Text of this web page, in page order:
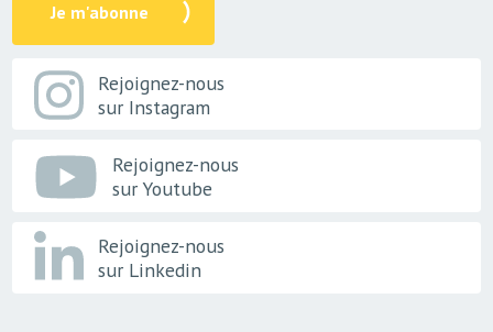
Je m'abonne
Rejoignez-nous
sur Instagram
Rejoignez-nous
sur Youtube
Rejoignez-nous
sur Linkedin